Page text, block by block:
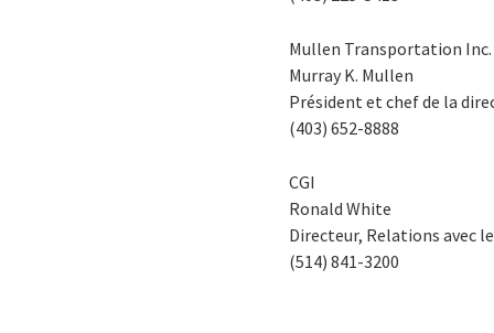
Mullen Transportation Inc.
Murray K. Mullen
Président et chef de la
(403) 652-8888
CGI
Ronald White
Directeur, Relations avec
(514) 841-3200